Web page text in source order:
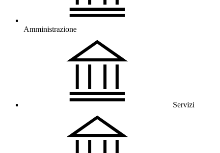
Amministrazione
Servizi